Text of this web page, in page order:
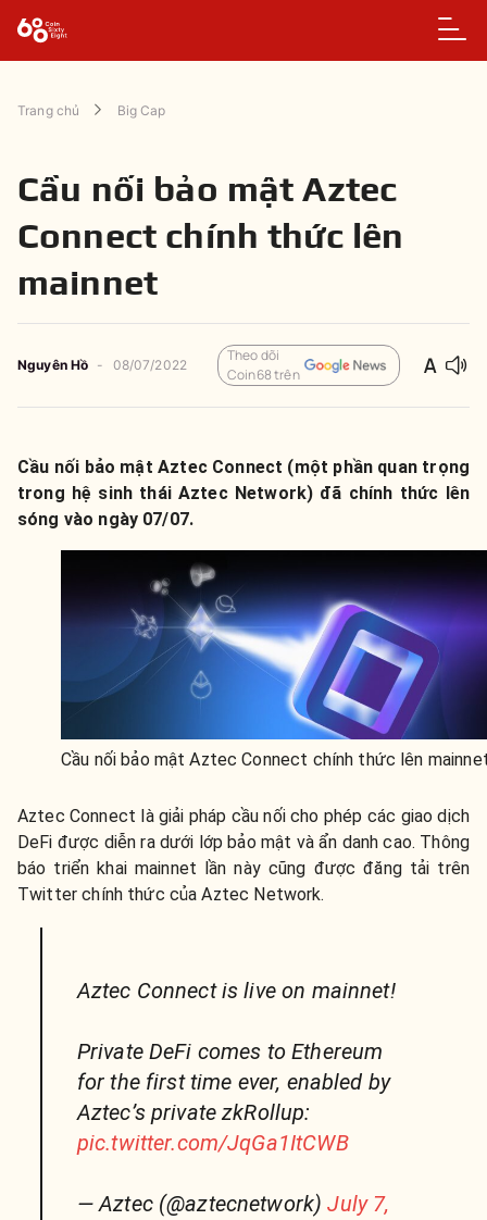
Trang chủ Big Cap
Cầu nối bảo mật Aztec
Connect chính thức lên
mainnet
Nguyên Hồ - 08/07/2022
Theo dõi
Coin68 trên
Cầu nối bảo mật Aztec Connect (một phần quan trọng
trong hệ sinh thái Aztec Network) đã chính thức lên
sóng vào ngày 07/07.
Cầu nối bảo mật Aztec Connect chính thức lên
Aztec Connect là giải pháp cầu nối cho phép các giao dịch
DeFi được diễn ra dưới lớp bảo mật và ẩn danh cao. Thông
báo triển khai mainnet lần này cũng được đăng tải trên
Twitter chính thức của Aztec Network.
Aztec Connect is live on mainnet!
Private DeFi comes to Ethereum
for the first time ever, enabled by
Aztec’s private zkRollup:
pic.twitter.com/JqGa1ItCWB
— Aztec (@aztecnetwork)July 7,